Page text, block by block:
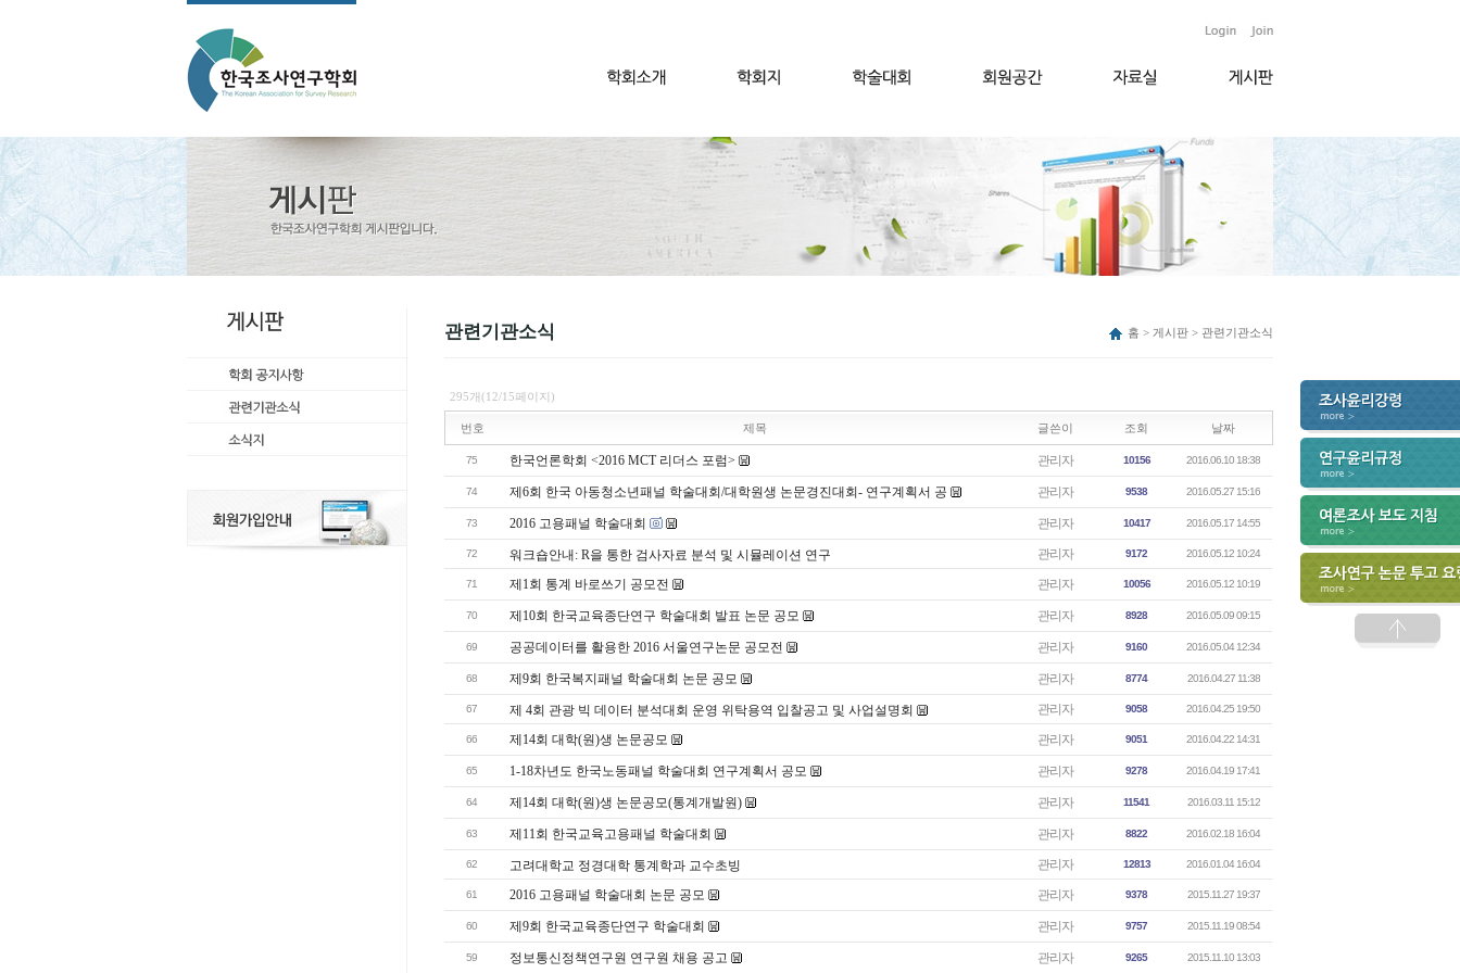
관련기관소식 홈 > 게시판 > 관련기관소식
295개(12/15페이지)
번호 제목 글쓴이 조회 날짜
75 한국언론학회 <2016 MCT 리더스 포럼> 관리자 10156 2016.06.10 18:38
74 제6회 한국 아동청소년패널 학술대회/대학원생 논문경진대회- 연구계획서 공 관리자 9538 2016.05.27 15:16
73 2016 고용패널 학술대회 관리자 10417 2016.05.17 14:55
72 워크숍안내: R을 통한 검사자료 분석 및 시뮬레이션 연구 관리자 9172 2016.05.12 10:24
71 제1회 통계 바로쓰기 공모전 관리자 10056 2016.05.12 10:19
70 제10회 한국교육종단연구 학술대회 발표 논문 공모 관리자 8928 2016.05.09 09:15
69 공공데이터를 활용한 2016 서울연구논문 공모전 관리자 9160 2016.05.04 12:34
68 제9회 한국복지패널 학술대회 논문 공모 관리자 8774 2016.04.27 11:38
67 제 4회 관광 빅 데이터 분석대회 운영 위탁용역 입찰공고 및 사업설명회 관리자 9058 2016.04.25 19:50
66 제14회 대학(원)생 논문공모 관리자 9051 2016.04.22 14:31
65 1-18차년도 한국노동패널 학술대회 연구계획서 공모 관리자 9278 2016.04.19 17:41
64 제14회 대학(원)생 논문공모(통계개발원) 관리자 11541 2016.03.11 15:12
63 제11회 한국교육고용패널 학술대회 관리자 8822 2016.02.18 16:04
62 고려대학교 정경대학 통계학과 교수초빙 관리자 12813 2016.01.04 16:04
61 2016 고용패널 학술대회 논문 공모 관리자 9378 2015.11.27 19:37
60 제9회 한국교육종단연구 학술대회 관리자 9757 2015.11.19 08:54
59 정보통신정책연구원 연구원 채용 공고 관리자 9265 2015.11.10 13:03